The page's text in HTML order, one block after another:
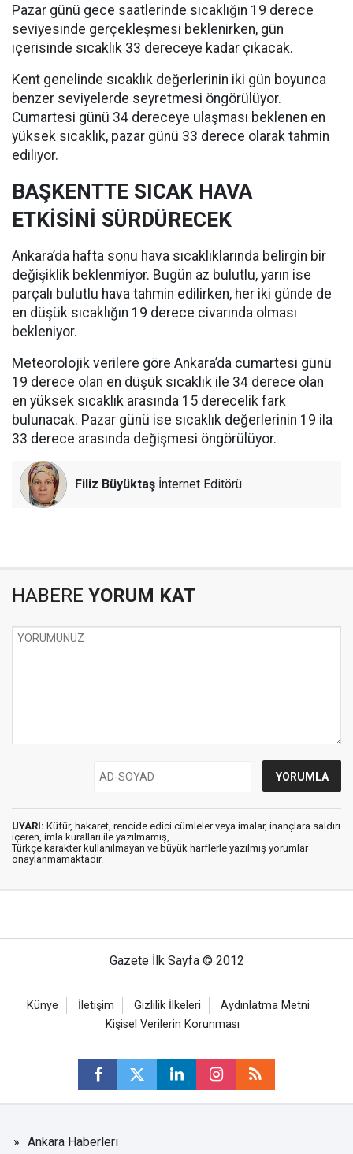
Pazar günü gece saatlerinde sıcaklığın 19 derece
seviyesinde gerçekleşmesi beklenirken, gün
içerisinde sıcaklık 33 dereceye kadar çıkacak.
Kent genelinde sıcaklık değerlerinin iki gün boyunca
benzer seviyelerde seyretmesi öngörülüyor.
Cumartesi günü 34 dereceye ulaşması beklenen en
yüksek sıcaklık, pazar günü 33 derece olarak tahmin
ediliyor.
BAŞKENTTE SICAK HAVA
ETKİSİNİ SÜRDÜRECEK
Ankara’da hafta sonu hava sıcaklıklarında belirgin bir
değişiklik beklenmiyor. Bugün az bulutlu, yarın ise
parçalı bulutlu hava tahmin edilirken, her iki günde de
en düşük sıcaklığın 19 derece civarında olması
bekleniyor.
Meteorolojik verilere göre Ankara’da cumartesi günü
19 derece olan en düşük sıcaklık ile 34 derece olan
en yüksek sıcaklık arasında 15 derecelik fark
bulunacak. Pazar günü ise sıcaklık değerlerinin 19 ila
33 derece arasında değişmesi öngörülüyor.
Filiz Büyüktaş İnternet Editörü
HABERE YORUM KAT
UYARI: Küfür, hakaret, rencide edici cümleler veya imalar, inançlara saldırı
içeren, imla kuralları ile yazılmamış,
Türkçe karakter kullanılmayan ve büyük harflerle yazılmış yorumlar
onaylanmamaktadır.
Gazete İlk Sayfa © 2012
Künye İletişim Gizlilik İlkeleri
Aydınlatma Metni
Kişisel Verilerin Korunması
Ankara Haberleri